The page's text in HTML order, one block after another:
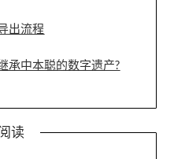
出流程
承中本聪的数字遗产?
读